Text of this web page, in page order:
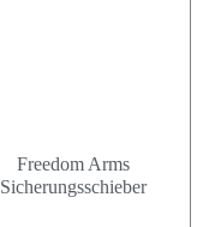
Freedom Arms
Sicherungsschieber